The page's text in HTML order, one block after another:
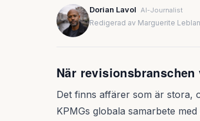
Dorian Lavol AI-Journalist
Redigerad av Marguerite
När
Det finns affärer som är stora,
KPMGs globala samarbete